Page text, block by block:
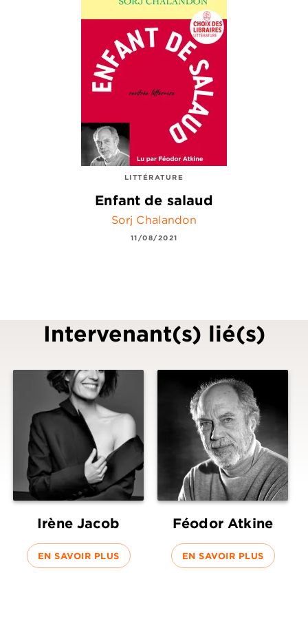
LITTÉRATURE
Enfant de salaud
Sorj Chalandon
11/08/2021
Intervenant(s) lié(s)
Irène Jacob
EN SAVOIR PLUS
Féodor Atkine
EN SAVOIR PLUS